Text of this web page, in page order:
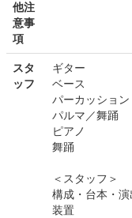
他注
意事
項
スタ
ッフ
ギター
ベース コ
パーカッシ
パルマ／舞
ピアノ
舞踊 朝
＜スタッフ＞
構成・台本
装置 ：